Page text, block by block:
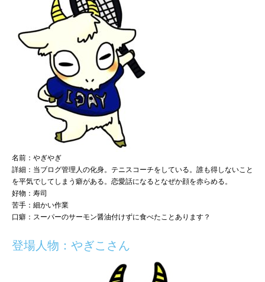
名前：やぎやぎ
詳細：当ブログ管理人の化身。テニスコーチをしている。誰も得しないこと
を平気でしてしまう癖がある。恋愛話になるとなぜか顔を赤らめる。
好物：寿司
苦手：細かい作業
口癖：スーパーのサーモン醤油付けずに食べたことあります？
登場人物：やぎこさん